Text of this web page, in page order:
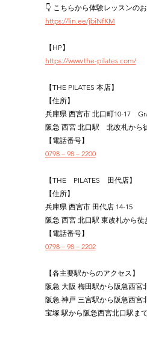
👇 こちらから体験レッスンの
https://lin.ee/jbiNfKM
【HP】
https://www.the-pilates.com/
【THE PILATES 本店】
【住所】
兵庫県 西宮市 北口町10-17　
阪急 西宮 北口駅　北改札から
【電話番号】
0798－98－2200
【THE　PILATES　田代店】
【住所】
兵庫県 西宮市 田代店 14-15
阪急 西宮 北口駅 東改札から徒
【電話番号】
0798－98－2202
【各主要駅からのアクセス】
阪急 大阪 梅田駅から阪急西宮
阪急 神戸 三宮駅から阪急西宮
宝塚 駅から阪急西宮北口駅ま